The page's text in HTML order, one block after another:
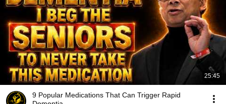
25:45
9 Popular Medications That Can Trigger Rapid